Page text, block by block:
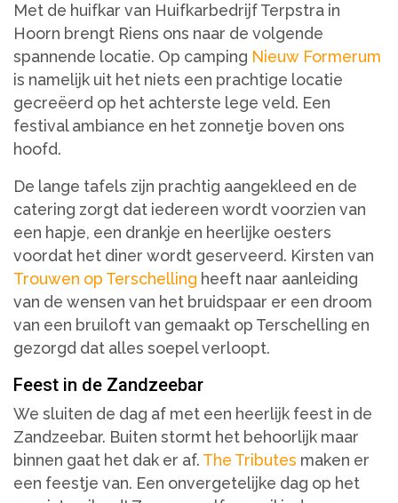
Met de huifkar van Huifkarbedrijf Terpstra in
Hoorn brengt Riens ons naar de volgende
spannende locatie. Op camping Nieuw Formerum
is namelijk uit het niets een prachtige locatie
gecreëerd op het achterste lege veld. Een
festival ambiance en het zonnetje boven ons
hoofd.
De lange tafels zijn prachtig aangekleed en de
catering zorgt dat iedereen wordt voorzien van
een hapje, een drankje en heerlijke oesters
voordat het diner wordt geserveerd. Kirsten van
Trouwen op Terschelling heeft naar aanleiding
van de wensen van het bruidspaar er een droom
van een bruiloft van gemaakt op Terschelling en
gezorgd dat alles soepel verloopt.
Feest in de Zandzeebar
We sluiten de dag af met een heerlijk feest in de
Zandzeebar. Buiten stormt het behoorlijk maar
binnen gaat het dak er af. The Tributes maken er
een feestje van. Een onvergetelijke dag op het